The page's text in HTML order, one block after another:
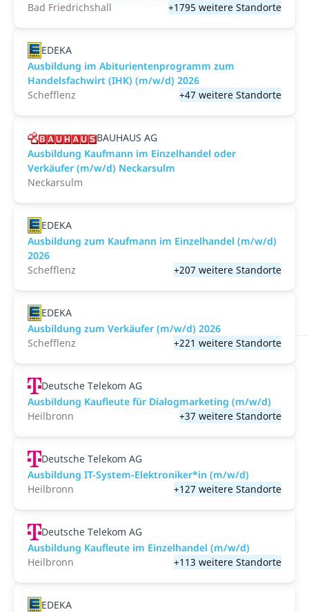
Bad Friedrichshall
+1795 weitere Standorte
EDEKA
Ausbildung im Abiturientenprogramm zum
Handelsfachwirt (IHK) (m/w/d) 2026
Schefflenz
+47 weitere Standorte
BAUHAUS AG
Ausbildung Kaufmann im Einzelhandel oder
Verkäufer (m/w/d) Neckarsulm
Neckarsulm
EDEKA
Ausbildung zum Kaufmann im Einzelhandel (m/w/d)
2026
Schefflenz
+207 weitere Standorte
EDEKA
Ausbildung zum Verkäufer (m/w/d) 2026
Schefflenz
+221 weitere Standorte
Deutsche Telekom AG
Ausbildung Kaufleute für Dialogmarketing (m/w/d)
Heilbronn
+37 weitere Standorte
Deutsche Telekom AG
Ausbildung IT-System-Elektroniker*in (m/w/d)
Heilbronn
+127 weitere Standorte
Deutsche Telekom AG
Ausbildung Kaufleute im Einzelhandel (m/w/d)
Heilbronn
+113 weitere Standorte
EDEKA